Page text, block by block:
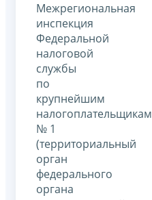
Межрегиональная
инспекция
Федеральной
налоговой
службы
по
крупнейшим
налогоплательщикам
№ 1
(территориальный
орган
федерального
органа